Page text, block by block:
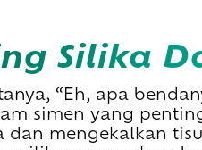
Silika
“Eh, apa
simen yang
mengekalkan